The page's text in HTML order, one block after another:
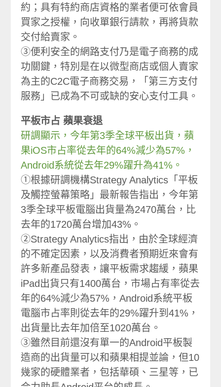
約；具有特約商店資格的業者便可依會員
買家之授權，向收單銀行請款，再將貨款
交付給賣家。
③便利安全的網路支付乃是電子商務的成
功關鍵，特別是在以微型商店或個人賣家
為主的C2C電子商務交易，「第三方支付
服務」已成為不可或缺的安心支付工具。
平板市占 蘋果衰退
研調顯示，今年第3季全球平板出貨，蘋
果iOS市占率從去年的64%減少為57%，
Android系統從去年29%躍升為41%。
①根據研調機構Strategy Analytics「平板
及觸控螢幕策略」最新報告指出，今年第
3季全球平板電腦出貨量為2470萬台，比
去年的1720萬台增加43%。
②Strategy Analytics指出，由於全球經濟
的不確定因素，以及消費者預期近來會有
許多新產品發表，讓平板需求趨緩，蘋果
iPad出貨只有1400萬台，市場占有率從去
年的64%減少為57%，Android系統平板
電腦市占率則從去年的29%躍升到41%，
出貨量比去年加倍至1020萬台。
③雖然目前還沒有單一的Android平板製
造商的出貨量可以和蘋果相提並論，但10
幾家的硬體業者，包括華碩、三星等，已